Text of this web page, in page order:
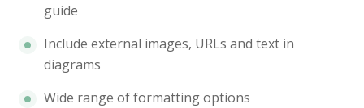
guide
Include external images, URLs and text in
diagrams
Wide range of formatting options